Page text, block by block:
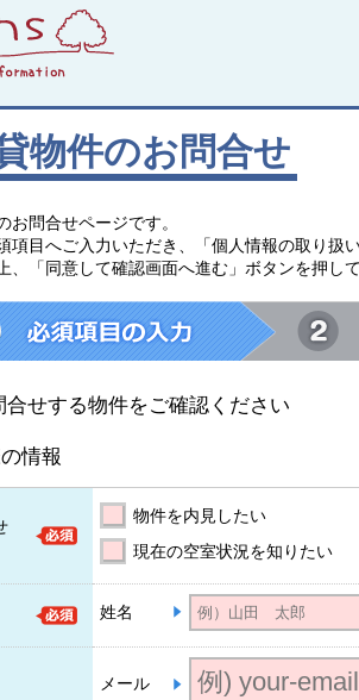
物件のお問合せ
お問合せページです。
項目へご入力いただき、「個人情報の取り扱
、「同意して確認画面へ進む」ボタンを押して
合せする物件をご確認ください
情報
物件を内見したい
現在の空室状況を知りたい
姓名
メール